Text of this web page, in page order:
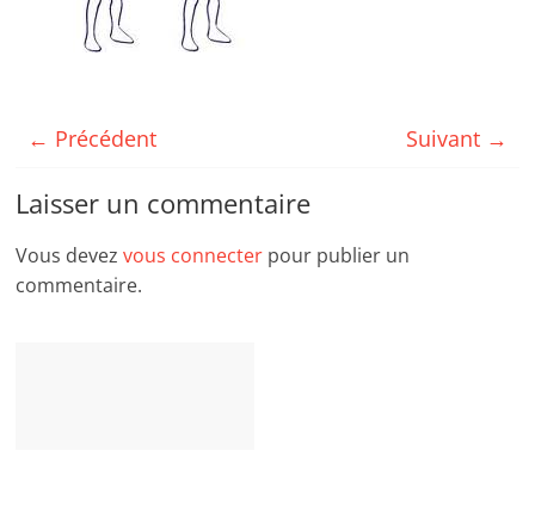
← Précédent Suivant →
Laisser un commentaire
Vous devezvous connecter pour publier un
commentaire.